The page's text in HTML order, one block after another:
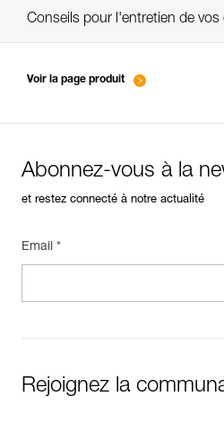
verif-EPI-casque-
Conseils pour l'entretien de vos
Voir la page produit
Abonnez-vous à la
et restez connecté à notre actualité
Email *
Rejoignez la